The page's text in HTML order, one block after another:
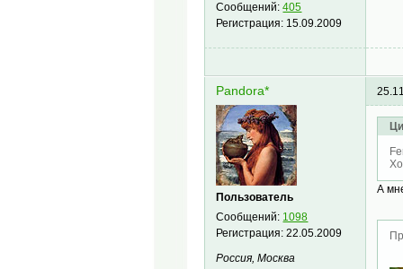
Сообщений:405
Регистрация: 15.09.2009
Pandora*
Пользователь
Сообщений: 1098
Регистрация:22.05.2009
Россия, Москва
А